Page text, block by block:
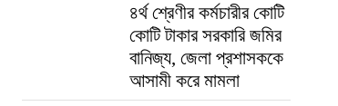
৪র্থ শ্রেণীর কর্মচারীর কোটি
কোটি টাকার সরকারি জমির
বানিজ্য, জেলা প্রশাসককে
আসামী করে মামলা